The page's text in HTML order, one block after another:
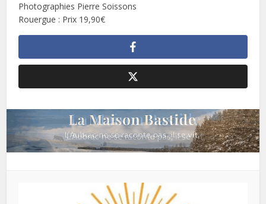
Photographies Pierre Soissons
Rouergue : Prix 19,90€